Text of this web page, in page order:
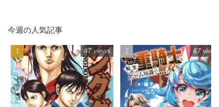
今週の人気記事
87 views 67